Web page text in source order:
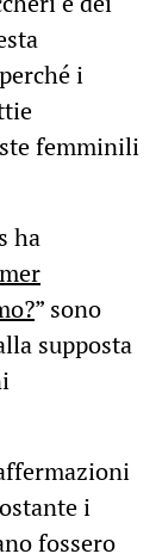
i
femminili
ha
” sono
supposta
i
fossero